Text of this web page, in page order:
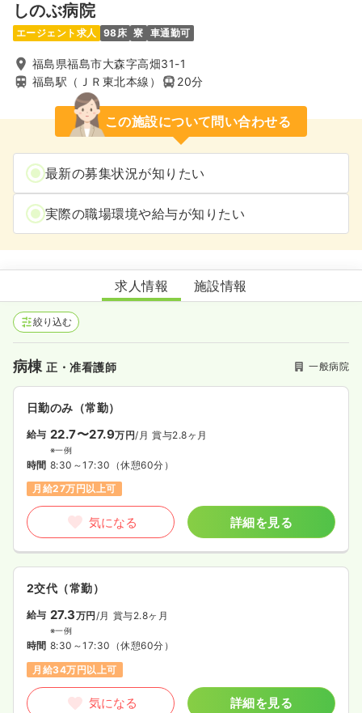
しのぶ病院
エージェント求人 98床 寮 車通勤可
福島県福島市大森字高畑31-1
福島駅（ＪＲ東北本線）
20分
この施設について問い合わせる
最新の募集状況が知りたい
実際の職場環境や給与が知りたい
しのぶ病院
求人情報 施設情報
絞り込む
病棟正・准看護師 一般病院
日勤のみ（常勤）
給与 22.7〜27.9万円/月 賞与2.8ヶ月
※一例
時間 8:30～17:30 （休憩60分）
月給27万円以上可
気になる 詳細を見る
2交代（常勤）
給与 27.3万円/月 賞与2.8ヶ月
※一例
時間 8:30～17:30 （休憩60分）
月給34万円以上可
気になる 詳細を見る